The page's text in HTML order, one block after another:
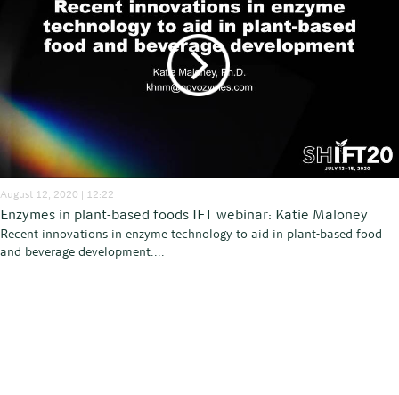
August 12, 2020 | 12:22
Enzymes in plant-based foods IFT webinar: Katie Maloney
Recent innovations in enzyme technology to aid in plant-based food
and beverage development....